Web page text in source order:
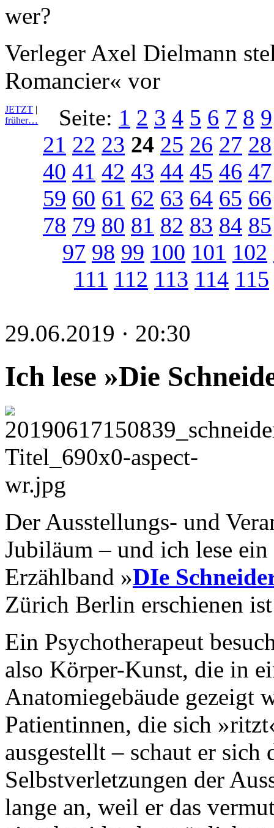
Verleger Axel Dielmann
Romancier« vor
JETZT |
früher…
Seite: 1 2 3 4 5 6 7 8 9
21 22 23 24 25 26 27 28
40 41 42 43 44 45 46 47
59 60 61 62 63 64 65 66
78 79 80 81 82 83 84 85
97 98 99 100 101 102
111 112 113 114 115
29.06.2019 · 20:30
Ich lese »Die
Der Ausstellungs- und
Jubiläum – und ich lese ein
Erzählband »DIe
Zürich Berlin erschienen
Ein Psychotherapeut
also Körper-Kunst, die in
Anatomiegebäude gezeigt
Patientinnen, die sich
ausgestellt – schaut er sich
Selbstverletzungen der
lange an, weil er das